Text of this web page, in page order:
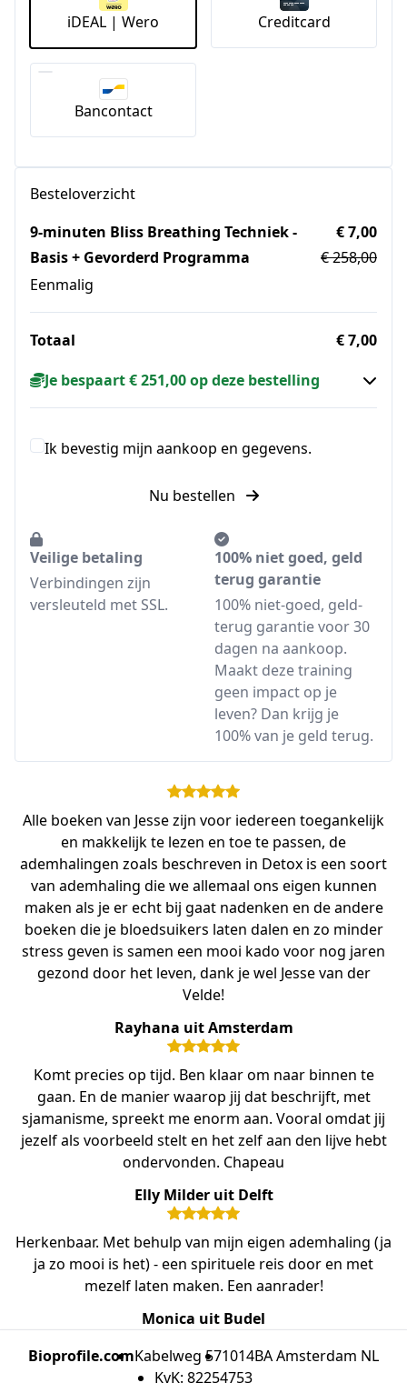
iDEAL | Wero Creditcard
Bancontact
Besteloverzicht
9-minuten Bliss Breathing Techniek -
Basis + Gevorderd Programma
Eenmalig
€ 7,00
€ 258,00
Totaal
€ 7,00
Je bespaart € 251,00 op deze bestelling
Ik bevestig mijn aankoop en gegevens.
Nu bestellen
Veilige betaling
Verbindingen zijn
versleuteld met SSL.
100% niet goed, geld
terug garantie
100% niet-goed, geld-
terug garantie voor 30
dagen na aankoop.
Maakt deze training
geen impact op je
leven? Dan krijg je
100% van je geld terug.
Alle boeken van Jesse zijn voor iedereen toegankelijk
en makkelijk te lezen en toe te passen, de
ademhalingen zoals beschreven in Detox is een soort
van ademhaling die we allemaal ons eigen kunnen
maken als je er echt bij gaat nadenken en de andere
boeken die je bloedsuikers laten dalen en zo minder
stress geven is samen een mooi kado voor nog jaren
gezond door het leven, dank je wel Jesse van der
Velde!
Rayhana uit Amsterdam
Komt precies op tijd. Ben klaar om naar binnen te
gaan. En de manier waarop jij dat beschrijft, met
sjamanisme, spreekt me enorm aan. Vooral omdat jij
jezelf als voorbeeld stelt en het zelf aan den lijve hebt
ondervonden. Chapeau
Elly Milder uit Delft
Herkenbaar. Met behulp van mijn eigen ademhaling (ja
ja zo mooi is het) - een spirituele reis door en met
mezelf laten maken. Een aanrader!
Monica uit Budel
Bioprofile.comKabelweg 571014BA Amsterdam NL
KvK: 82254753